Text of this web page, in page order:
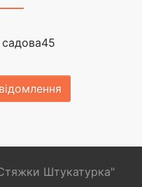
садова45
Штукатурка"